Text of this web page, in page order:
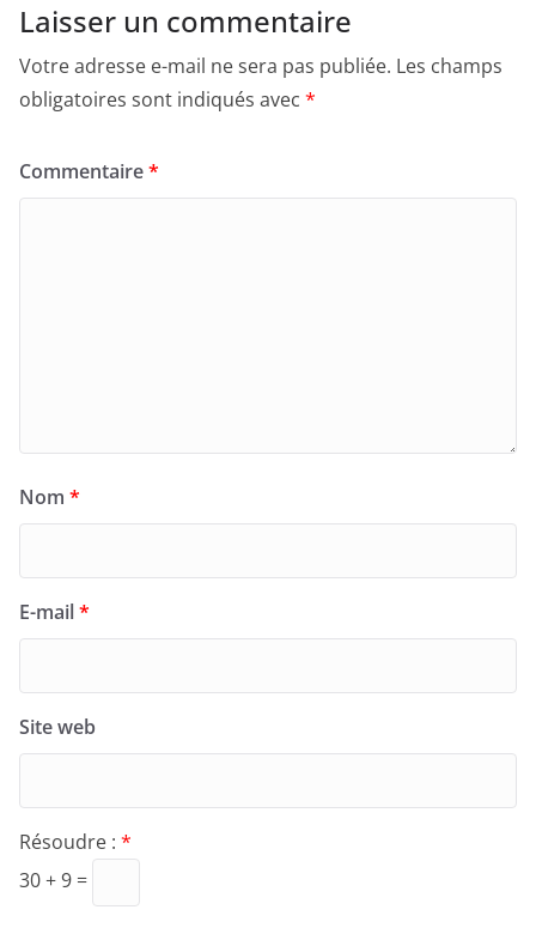
Laisser un commentaire
Votre adresse e-mail ne sera pas publiée. Les champs
obligatoires sont indiqués avec *
Commentaire*
Nom *
E-mail*
Site web
Résoudre : *
30 + 9 =